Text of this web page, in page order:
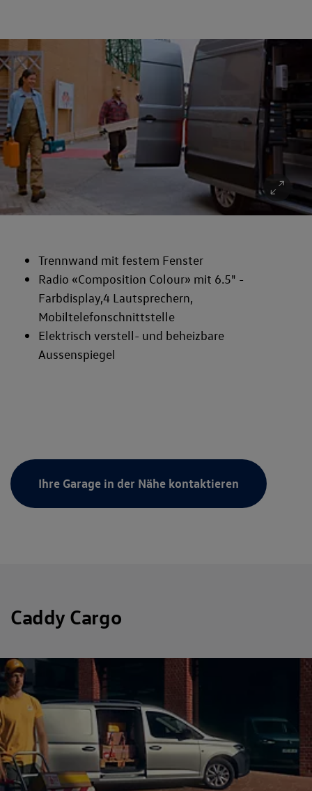
Trennwand mit festem Fenster
Radio «Composition Colour» mit 6.5" -
Farbdisplay,4 Lautsprechern,
Mobiltelefonschnittstelle
Elektrisch verstell- und beheizbare
Aussenspiegel
Ihre Garage in der Nähe kontaktieren
Caddy Cargo